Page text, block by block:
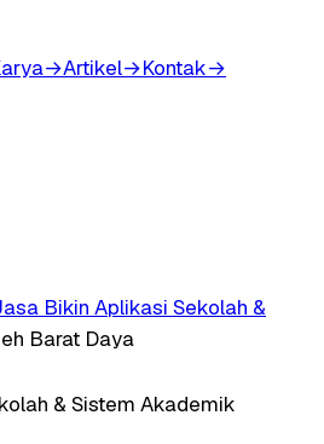
→Artikel→Kontak→
Bikin Aplikasi Sekolah &
Barat Daya
& Sistem Akademik